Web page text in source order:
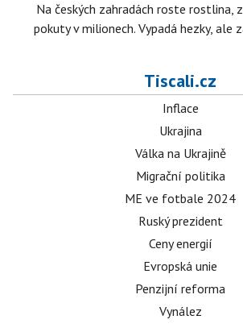
Na českých zahradách roste rostlina,
pokuty v milionech. Vypadá hezky, ale
Tiscali.cz
Inflace
Ukrajina
Válka na Ukrajině
Migrační politika
ME ve fotbale 2024
Ruský prezident
Ceny energií
Evropská unie
Penzijní reforma
Vynález